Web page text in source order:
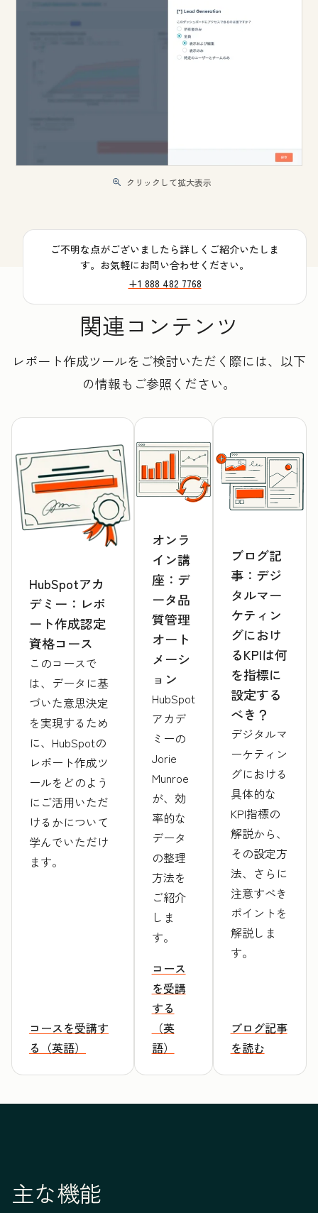
クリックして拡大表示
ご不明な点がございましたら詳しくご紹介いたしま
す。お気軽にお問い合わせください。
+1 888 482 7768
関連コンテンツ
レポート作成ツールをご検討いただく際には、以下
の情報もご参照ください。
HubSpotアカ
デミー：レポ
ート作成認定
資格コース
このコースで
は、データに基
づいた意思決定
を実現するため
に、HubSpotの
レポート作成ツ
ールをどのよう
にご活用いただ
けるかについて
学んでいただけ
ます。
コースを受講す
る（英語）
オンラ
イン講
座：デ
ータ品
質管理
オート
メーシ
ョン
HubSpot
アカデ
ミーの
Jorie
Munroe
が、効
率的な
データ
の整理
方法を
ご紹介
しま
す。
コース
を受講
する
（英
語）
ブログ記
事：デジ
タルマー
ケティン
グにおけ
るKPIは何
を指標に
設定する
べき？
デジタルマ
ーケティン
グにおける
具体的な
KPI指標の
解説から、
その設定方
法、さらに
注意すべき
ポイントを
解説しま
す。
ブログ記事
を読む
主な機能